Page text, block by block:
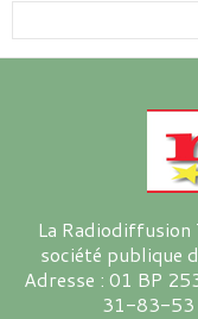
La
société publique
Adresse : 01 BP
31-83-53